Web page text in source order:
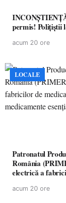
permis! Polițiștii
acum 20 ore
LOCALE
Patronatul
România
electrică a
acum 20 ore